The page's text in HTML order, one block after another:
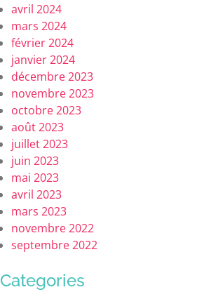
avril 2024
mars 2024
février 2024
janvier 2024
décembre 2023
novembre 2023
octobre 2023
août 2023
juillet 2023
juin 2023
mai 2023
avril 2023
mars 2023
novembre 2022
septembre 2022
Categories